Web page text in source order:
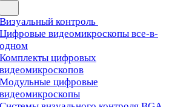
Визуальный контроль
Цифровые видеомикроскопы все-в-
одном
Комплекты цифровых
видеомикроскопов
Модульные цифровые
видеомикроскопы